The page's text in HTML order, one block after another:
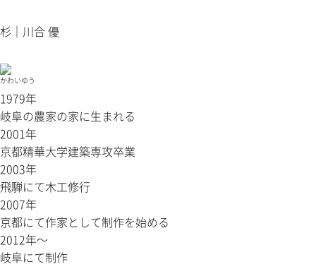
杉｜川合 優
かわいゆう
1979年
岐阜の農家の家に生まれる
2001年
京都精華大学建築専攻卒業
2003年
飛騨にて木工修行
2007年
京都にて作家として制作を始める
2012年〜
岐阜にて制作